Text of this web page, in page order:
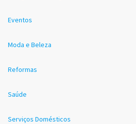
Eventos
Moda e Beleza
Reformas
Saúde
Serviços Domésticos